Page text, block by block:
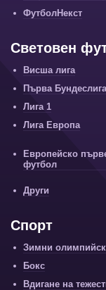
ФутболНекст
Световен
Висша лига
Първа Бундеслига
Лига 1
Лига Европа
Европейско
футбол
Други
Спорт
Зимни
Бокс
Вдигане на